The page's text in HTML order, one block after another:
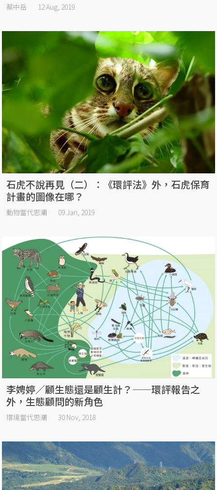
蔡中岳 12 Aug, 2019
石虎不說再見（二）：《環評法》外，石虎保育
計畫的圖像在哪？
動物當代思潮 09 Jan, 2019
李娉婷／顧生態還是顧生計？——環評報告之
外，生態顧問的新角色
環境當代思潮 30 Nov, 2018